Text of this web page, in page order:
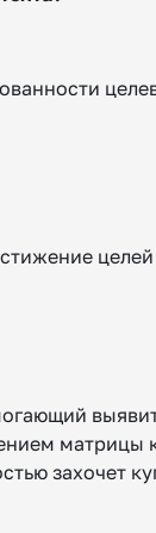
матрицы
захочет